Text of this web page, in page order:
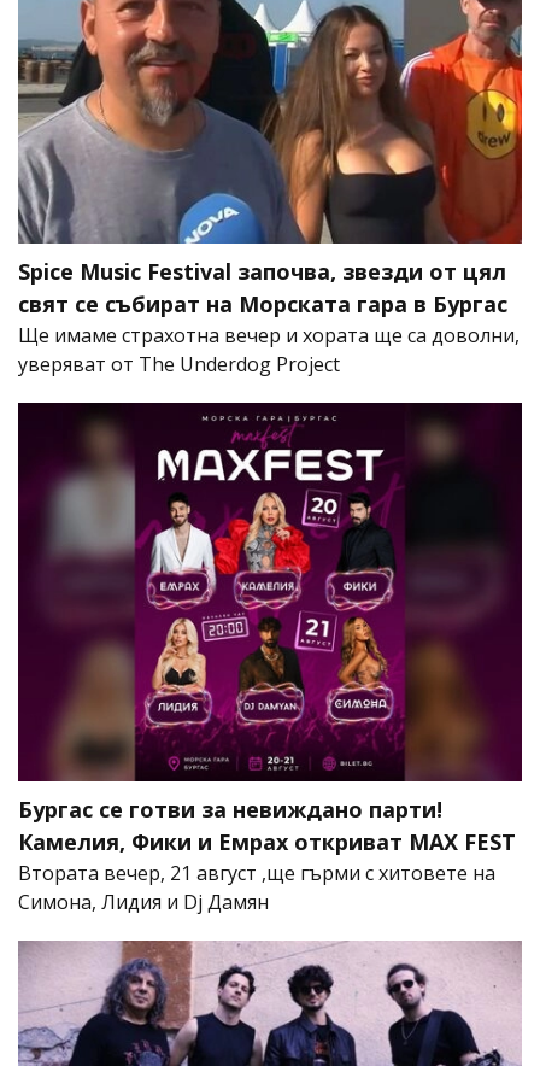
Spice Music Festival започва, звезди от цял
свят се събират на Морската гара в Бургас
Ще имаме страхотна вечер и хората ще са доволни,
уверяват от The Underdog Project
Бургас се готви за невиждано парти!
Камелия, Фики и Емрах откриват MAX FEST
Втората вечер, 21 август ,ще гърми с хитовете на
Симона, Лидия и Dj Дамян